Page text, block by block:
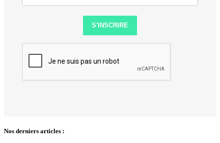
S'INSCRIRE
Nos derniers articles :